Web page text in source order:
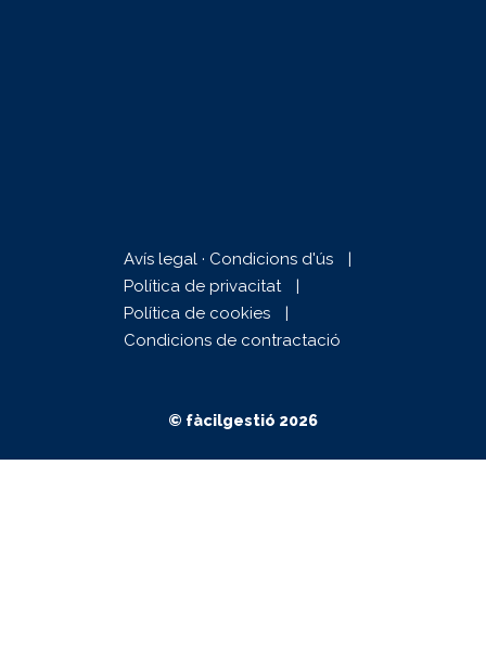
Avís legal · Condicions d'ús
Política de privacitat
Política de cookies
Condicions de contractació
© fàcilgestió 2026